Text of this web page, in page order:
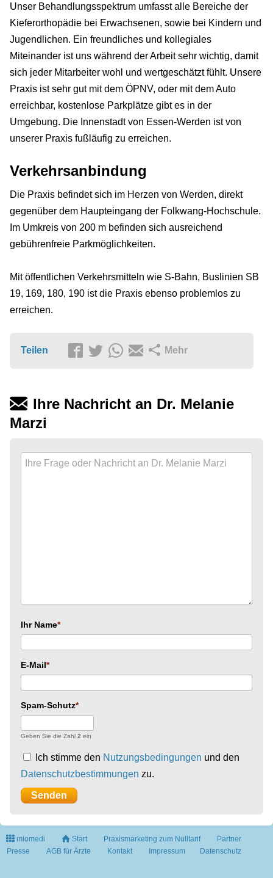
Unser Behandlungsspektrum umfasst alle Bereiche der
Kieferorthopädie bei Erwachsenen, sowie bei Kindern und
Jugendlichen. Ein freundliches und kollegiales
Miteinander ist uns während der Arbeit sehr wichtig, damit
sich jeder Mitarbeiter wohl und wertgeschätzt fühlt. Unsere
Praxis ist sehr gut mit dem ÖPNV, oder mit dem Auto
erreichbar, kostenlose Parkplätze gibt es in der
Umgebung. Die Innenstadt von Essen-Werden ist von
unserer Praxis fußläufig zu erreichen.
Verkehrsanbindung
Die Praxis befindet sich im Herzen von Werden, direkt
gegenüber dem Haupteingang der Folkwang-Hochschule.
Im Umkreis von 200 m befinden sich ausreichend
gebührenfreie Parkmöglichkeiten.
Mit öffentlichen Verkehrsmitteln wie S-Bahn, Buslinien SB
19, 169, 180, 190 ist die Praxis ebenso problemlos zu
erreichen.
Teilen Mehr
Ihre Nachricht an Dr. Melanie
Marzi
Ihr Name
E-Mail
Spam-Schutz
Geben Sie die Zahl 2 ein
Ich stimme den Nutzungsbedingungen und den
Datenschutzbestimmungen zu.
miomedi Start Praxismarketing zum Nulltarif
Partner
Presse
AGB für Ärzte Kontakt Impressum Datenschutz